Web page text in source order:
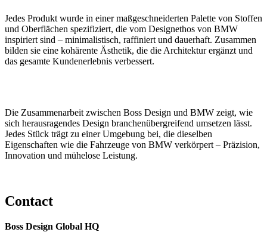
Jedes Produkt wurde in einer maßgeschneiderten Palette von Stoffen
und Oberflächen spezifiziert, die vom Designethos von BMW
inspiriert sind – minimalistisch, raffiniert und dauerhaft. Zusammen
bilden sie eine kohärente Ästhetik, die die Architektur ergänzt und
das gesamte Kundenerlebnis verbessert.
Die Zusammenarbeit zwischen Boss Design und BMW zeigt, wie
sich herausragendes Design branchenübergreifend umsetzen lässt.
Jedes Stück trägt zu einer Umgebung bei, die dieselben
Eigenschaften wie die Fahrzeuge von BMW verkörpert – Präzision,
Innovation und mühelose Leistung.
Contact
Boss Design Global HQ